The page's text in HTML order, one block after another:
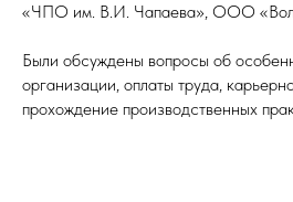
«ЧПО им. В.И. Чапаева», ООО
Были обсуждены вопросы об
организации, оплаты труда,
прохождение производственных